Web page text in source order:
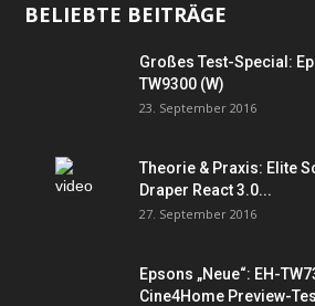
BELIEBTE BEITRÄGE
Großes Test-Special:
TW9300 (W)
23. September 2016
Theorie & Praxis: Elite
Draper React 3.0...
27. September 2016
Epsons „Neue“: EH-
Cine4Home Preview-